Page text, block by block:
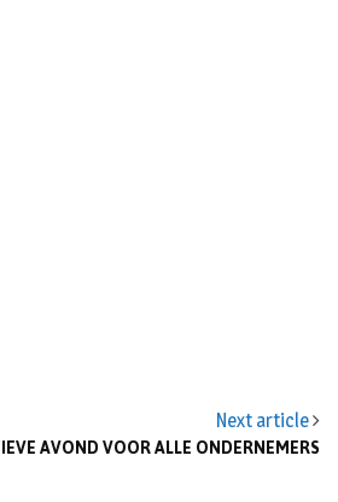
Next article
AVOND VOOR ALLE ONDERNEMERS